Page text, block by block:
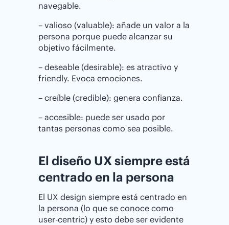
navegable.
– valioso (valuable): añade un valor a la
persona porque puede alcanzar su
objetivo fácilmente.
– deseable (desirable): es atractivo y
friendly. Evoca emociones.
– creíble (credible): genera confianza.
– accesible: puede ser usado por
tantas personas como sea posible.
El diseño UX siempre está
centrado en la persona
El UX design siempre está centrado en
la persona (lo que se conoce como
user-centric) y esto debe ser evidente